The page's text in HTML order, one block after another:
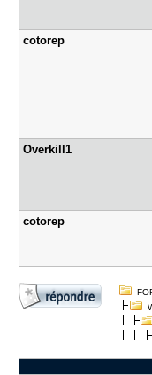
cotorep
Overkill1
cotorep